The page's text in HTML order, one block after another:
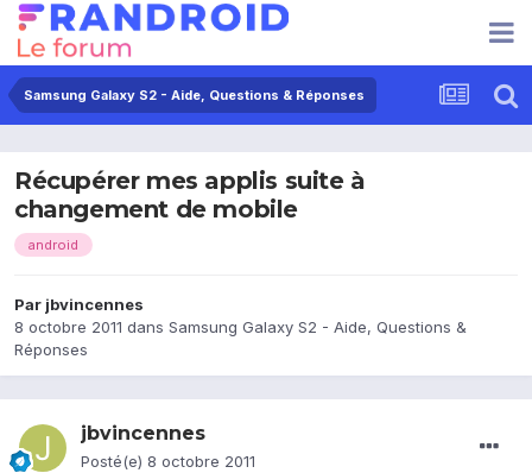
Samsung Galaxy S2 - Aide, Questions & Réponses
Récupérer mes applis suite à
changement de mobile
android
Par jbvincennes
8 octobre 2011 dans Samsung Galaxy S2 - Aide, Questions &
Réponses
jbvincennes
Posté(e) 8 octobre 2011